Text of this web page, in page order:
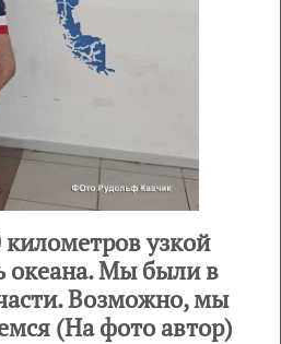
узкой
океана. Мы были в
Возможно, мы
(На фото автор)